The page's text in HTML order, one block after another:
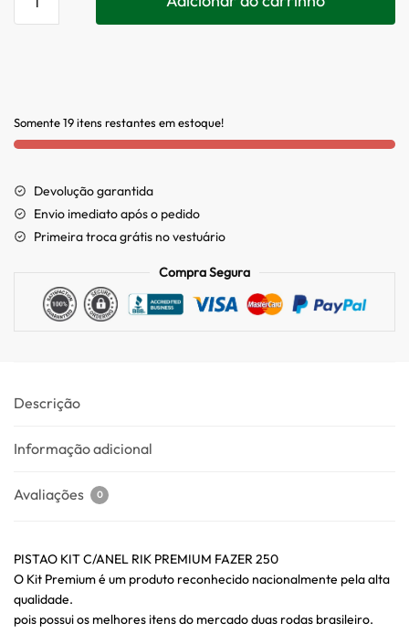
Somente 19 itens restantes em estoque!
Devolução garantida
Envio imediato após o pedido
Primeira troca grátis no vestuário
Compra Segura
Descrição
Informação adicional
Avaliações 0
PISTAO KIT C/ANEL RIK PREMIUM FAZER 250
O Kit Premium é um produto reconhecido nacionalmente pela alta
qualidade.
pois possui os melhores itens do mercado duas rodas brasileiro.